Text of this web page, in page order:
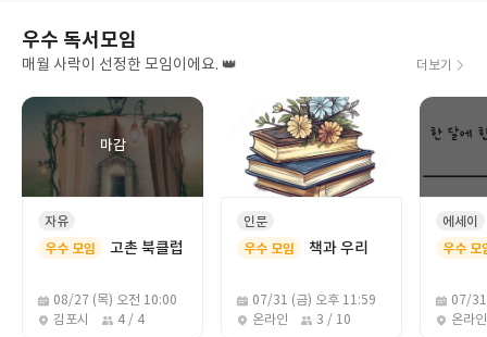
우수 독서모임
매월 사락이 선정한 모임이에요. 👑 더보기
자유
우수 모임
고촌 북클럽
08/27 (목) 오전 10:00
김포시
4 / 4
인문
우수 모임
책과 우리
07/31 (금) 오후 11:59
온라인
3 / 10
에세이
우수 모
07/
온라인